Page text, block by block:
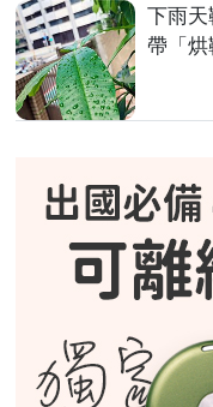
下雨
帶「